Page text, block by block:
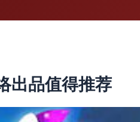
出品值得推荐